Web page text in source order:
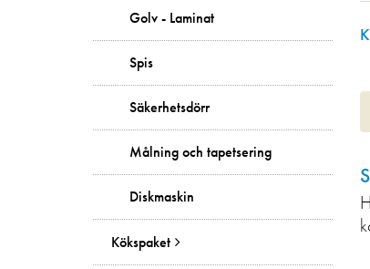
Golv - Laminat
Spis
Säkerhetsdörr
Målning och tapetsering
Diskmaskin
Kökspaket